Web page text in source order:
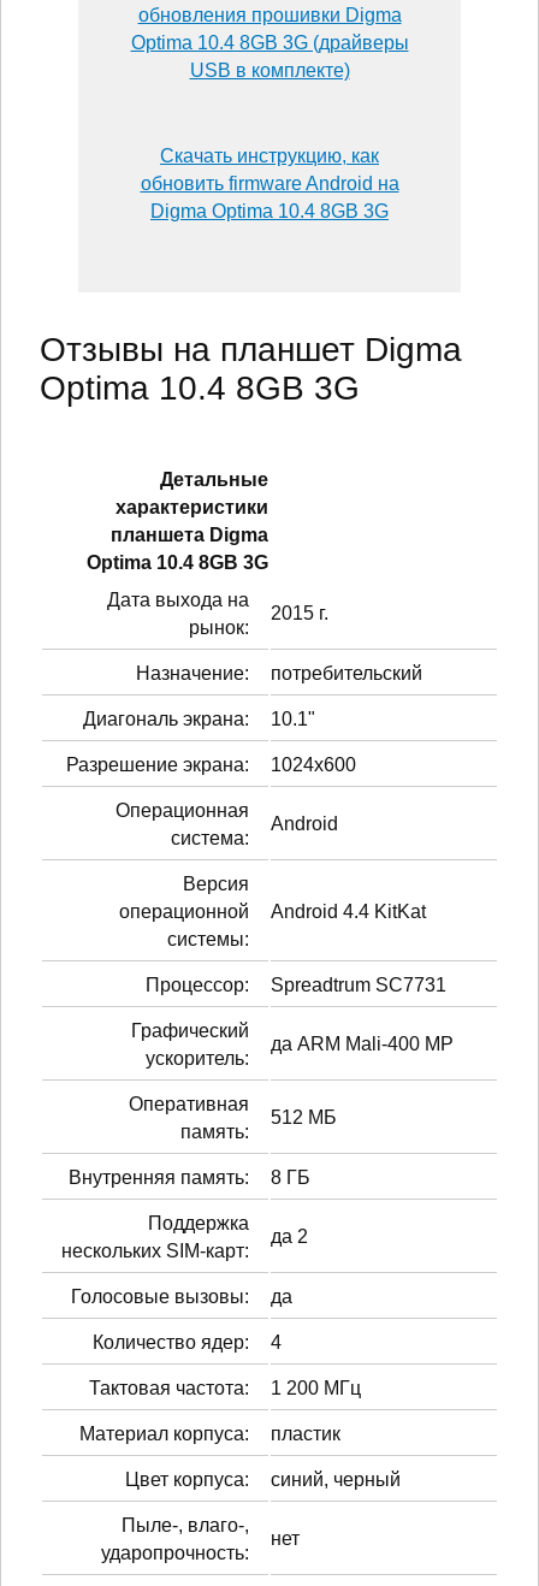
обновления прошивки Digma
Optima 10.4 8GB 3G (драйверы
USB в комплекте)
Скачать инструкцию, как
обновить firmware Android на
Digma Optima 10.4 8GB 3G
Отзывы на планшет Digma
Optima 10.4 8GB 3G
Детальные
характеристики
планшетa Digma
Optima 10.4 8GB 3G
Дата выхода на
рынок:
2015 г.
Назначение: потребительский
Диагональ экрана: 10.1"
Разрешение экрана: 1024x600
Операционная
система:
Android
Версия
операционной
системы:
Android 4.4 KitKat
Процессор: Spreadtrum SC7731
Графический
ускоритель:
да ARM Mali-400 MP
Оперативная
память:
512 МБ
Внутренняя память: 8 ГБ
Поддержка
нескольких SIM-карт:
да 2
Голосовые вызовы: да
Количество ядер: 4
Тактовая частота: 1 200 МГц
Материал корпуса: пластик
Цвет корпуса: синий, черный
Пыле-, влаго-,
ударопрочность:
нет